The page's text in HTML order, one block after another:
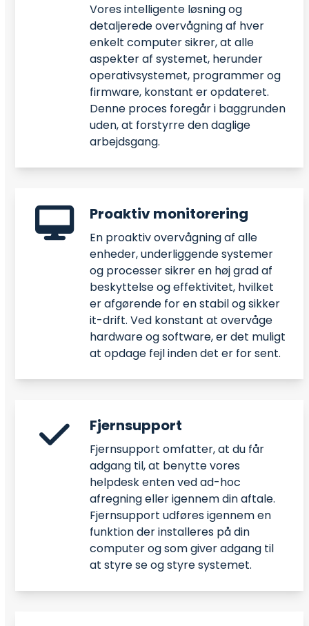
Vores intelligente løsning og
detaljerede overvågning af hver
enkelt computer sikrer, at alle
aspekter af systemet, herunder
operativsystemet, programmer og
firmware, konstant er opdateret.
Denne proces foregår i baggrunden
uden, at forstyrre den daglige
arbejdsgang.
Proaktiv monitorering
En proaktiv overvågning af alle
enheder, underliggende systemer
og processer sikrer en høj grad af
beskyttelse og effektivitet, hvilket
er afgørende for en stabil og sikker
it-drift. Ved konstant at overvåge
hardware og software, er det muligt
at opdage fejl inden det er for sent.
Fjernsupport
Fjernsupport omfatter, at du får
adgang til, at benytte vores
helpdesk enten ved ad-hoc
afregning eller igennem din aftale.
Fjernsupport udføres igennem en
funktion der installeres på din
computer og som giver adgang til
at styre se og styre systemet.